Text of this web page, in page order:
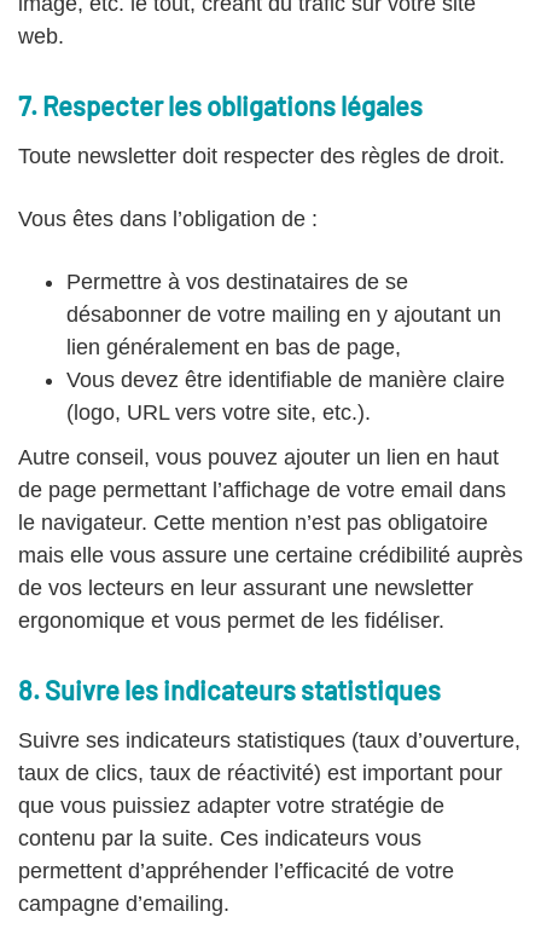
web.
7. Respecter les obligations légales
Toute newsletter doit respecter des règles de droit.
Vous êtes dans l’obligation de :
Permettre à vos destinataires de se
désabonner de votre mailing en y ajoutant un
lien généralement en bas de page,
Vous devez être identifiable de manière claire
(logo, URL vers votre site, etc.).
Autre conseil, vous pouvez ajouter un lien en haut
de page permettant l’affichage de votre email dans
le navigateur. Cette mention n’est pas obligatoire
mais elle vous assure une certaine crédibilité auprès
de vos lecteurs en leur assurant une newsletter
ergonomique et vous permet de les fidéliser.
8. Suivre les indicateurs statistiques
Suivre ses indicateurs statistiques (taux d’ouverture,
taux de clics, taux de réactivité) est important pour
que vous puissiez adapter votre stratégie de
contenu par la suite. Ces indicateurs vous
permettent d’appréhender l’efficacité de votre
campagne d’emailing.